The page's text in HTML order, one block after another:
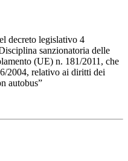
decreto legislativo 4
sanzionatoria delle
(UE) n. 181/2011, che
2004, relativo ai diritti dei
autobus”